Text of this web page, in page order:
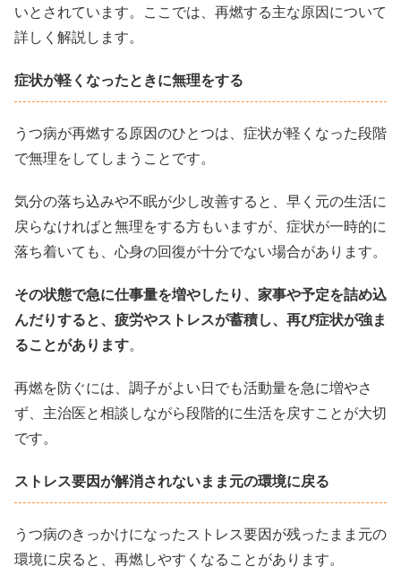
いとされています。ここでは、再燃する主な原因について
詳しく解説します。
症状が軽くなったときに無理をする
うつ病が再燃する原因のひとつは、症状が軽くなった段階
で無理をしてしまうことです。
気分の落ち込みや不眠が少し改善すると、早く元の生活に
戻らなければと無理をする方もいますが、症状が一時的に
落ち着いても、心身の回復が十分でない場合があります。
その状態で急に仕事量を増やしたり、家事や予定を詰め込
んだりすると、疲労やストレスが蓄積し、再び症状が強ま
ることがあります。
再燃を防ぐには、調子がよい日でも活動量を急に増やさ
ず、主治医と相談しながら段階的に生活を戻すことが大切
です。
ストレス要因が解消されないまま元の環境に戻る
うつ病のきっかけになったストレス要因が残ったまま元の
環境に戻ると、再燃しやすくなることがあります。